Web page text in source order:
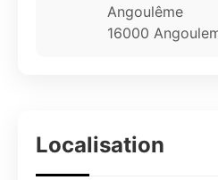
Angoulême
16000
Localisation